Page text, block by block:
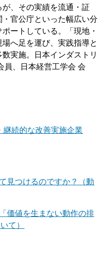
、その実績を流通・証
官公庁といった幅広い分
ートしている。「現地・
へ足を運び、実践指導と
実施。日本インダストリ
員、日本経営工学会 会
継続的な改善実施企業
見つけるのですか？（動
価値を生まない動作の排
て）